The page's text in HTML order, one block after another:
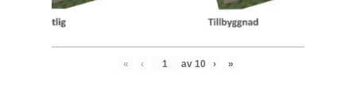
« ‹ av 10 › »